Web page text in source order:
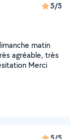
5/5
matin
agréable, très
Merci